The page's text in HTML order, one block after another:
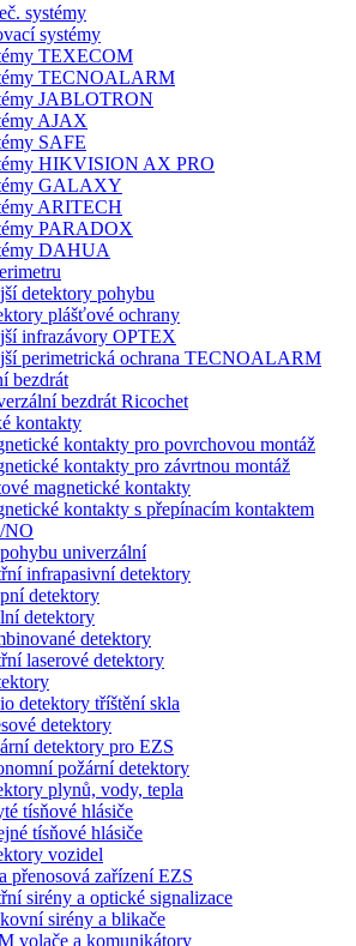
systémy
systémy
TEXECOM
TECNOALARM
JABLOTRON
AJAX
SAFE
HIKVISION AX PRO
GALAXY
ARITECH
PARADOX
DAHUA
detektory pohybu
plášťové ochrany
infrazávory OPTEX
perimetrická ochrana TECNOALARM
bezdrát
bezdrát Ricochet
kontakty
kontakty pro povrchovou montáž
kontakty pro závrtnou montáž
magnetické kontakty
kontakty s přepínacím kontaktem
NO
univerzální
infrapasivní detektory
detektory
detektory
detektory
laserové detektory
detektory tříštění skla
detektory
detektory pro EZS
požární detektory
plynů, vody, tepla
tísňové hlásiče
tísňové hlásiče
vozidel
přenosová zařízení EZS
sirény a optické signalizace
sirény a blikače
volače a komunikátory